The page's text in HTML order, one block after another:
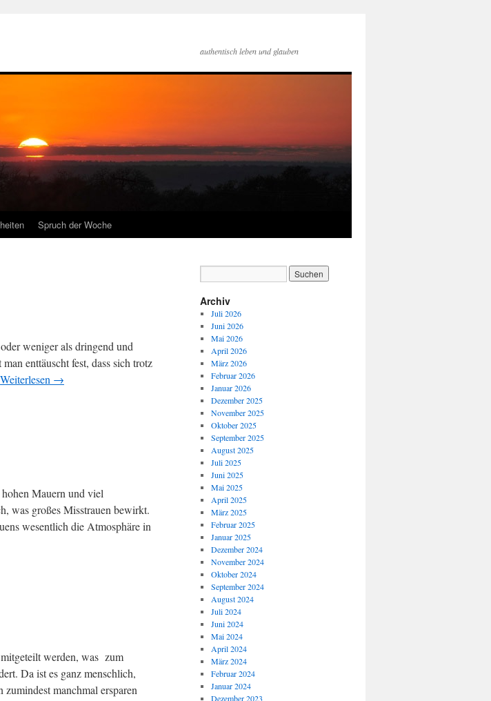
authentisch leben und glauben
Spruch der Woche
weniger als dringend und
enttäuscht fest, dass sich trotz
Weiterlesen →
Mauern und viel
was großes Misstrauen bewirkt.
wesentlich die Atmosphäre in
werden, was zum
Da ist es ganz menschlich,
manchmal ersparen
Archiv
Juli 2026
Juni 2026
Mai 2026
April 2026
März 2026
Februar 2026
Januar 2026
Dezember 2025
November 2025
Oktober 2025
September 2025
August 2025
Juli 2025
Juni 2025
Mai 2025
April 2025
März 2025
Februar 2025
Januar 2025
Dezember 2024
November 2024
Oktober 2024
September 2024
August 2024
Juli 2024
Juni 2024
Mai 2024
April 2024
März 2024
Februar 2024
Januar 2024
Dezember 2023